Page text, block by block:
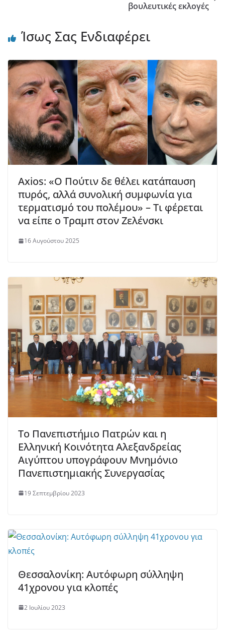
βουλευτικές εκλογές
Ίσως Σας Ενδιαφέρει
Axios: «Ο Πούτιν δε θέλει κατάπαυση
πυρός, αλλά συνολική συμφωνία για
τερματισμό του πολέμου» – Τι φέρεται
να είπε ο Τραμπ στον Ζελένσκι
16 Αυγούστου 2025
Το Πανεπιστήμιο Πατρών και η
Ελληνική Κοινότητα Αλεξανδρείας
Αιγύπτου υπογράφουν Μνημόνιο
Πανεπιστημιακής Συνεργασίας
19 Σεπτεμβρίου 2023
Θεσσαλονίκη: Αυτόφωρη σύλληψη
41χρονου για κλοπές
2 Ιουλίου 2023